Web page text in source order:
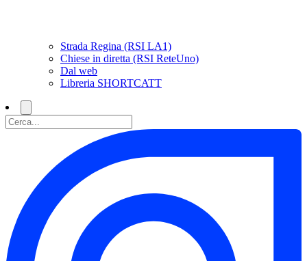
Strada Regina (RSI LA1)
Chiese in diretta (RSI ReteUno)
Dal web
Libreria SHORTCATT